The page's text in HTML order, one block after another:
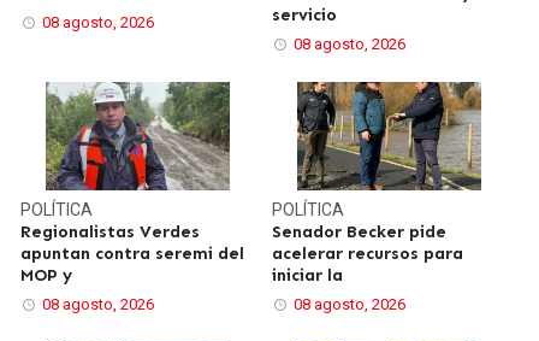
08 agosto, 2026
servicio
08 agosto, 2026
POLÍTICA
Regionalistas Verdes
apuntan contra seremi del
MOP y
08 agosto, 2026
POLÍTICA
Senador Becker pide
acelerar recursos para
iniciar la
08 agosto, 2026